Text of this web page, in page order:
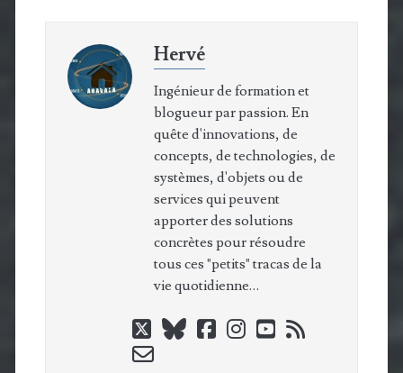
Hervé
Ingénieur de formation et
blogueur par passion. En
quête d'innovations, de
concepts, de technologies, de
systèmes, d'objets ou de
services qui peuvent
apporter des solutions
concrètes pour résoudre
tous ces "petits" tracas de la
vie quotidienne…
twitterblueskyfacebook
instagram
youtube
rss
email-